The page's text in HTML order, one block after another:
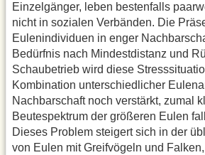
Einzelgänger, leben bestenfalls
nicht in sozialen Verbänden. Die
Eulenindividuen in enger
Bedürfnis nach Mindestdistanz und
Schaubetrieb wird diese
Kombination unterschiedlicher
Nachbarschaft noch verstärkt, zumal
Beutespektrum der größeren Eulen
Dieses Problem steigert sich in der
von Eulen mit Greifvögeln und